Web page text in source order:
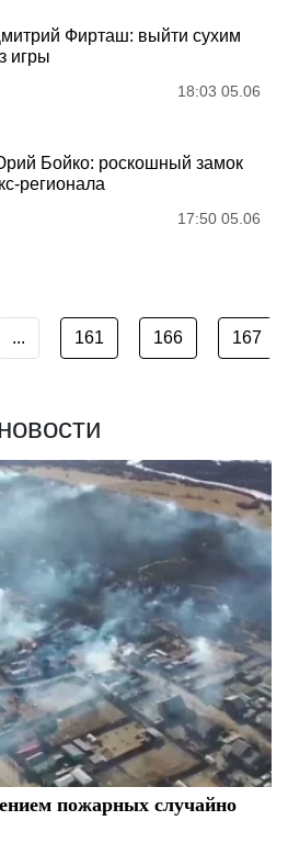
Фирташ: выйти сухим
игры
18:03 05.06
Бойко: роскошный замок
регионала
17:50 05.06
... 161 166 167
пожарных случайно